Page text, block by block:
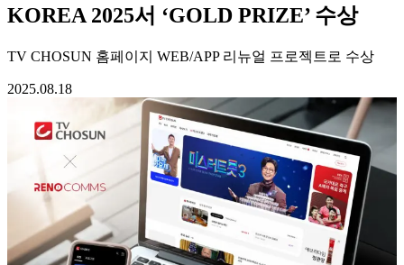
KOREA 2025서 ‘GOLD PRIZE’ 수상
TV CHOSUN 홈페이지 WEB/APP 리뉴얼 프로젝트로 수상
2025.08.18